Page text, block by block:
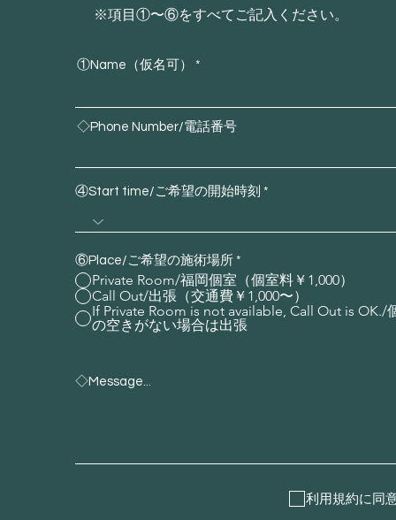
※項目①〜⑥をすべてご記入ください。
①Name（仮名可）
◇Phone Number/電話番号
④Start time/ご希望の開始時刻
⑥Place/ご希望の施術場所 *
Private Room/福岡個室（個室料￥1,000）
Call Out/出張（交通費￥1,000〜）
If Private Room is not available, Call Out is OK./
の空きがない場合は出張
◇Message...
利用規約に同